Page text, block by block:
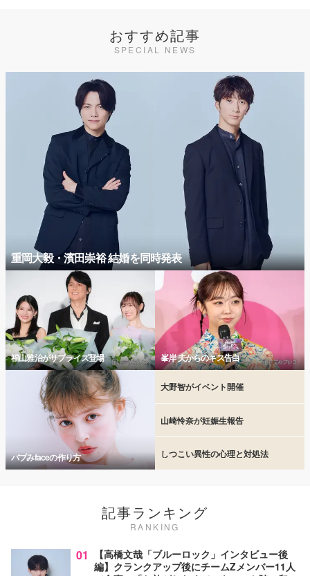
おすすめ記事
SPECIAL NEWS
重岡大毅・濱田崇裕 結婚を同時発表
福山雅治がサプライズ登場 峯岸 夫からのキス告白
バブみfaceの作り方
大野智がイベント開催
山崎怜奈が妊娠生報告
しつこい異性の心理と対処法
記事ランキング
RANKING
01
【高橋文哉「ブルーロック」インタビュー後
編】クランクアップ後にチームZメンバー11人